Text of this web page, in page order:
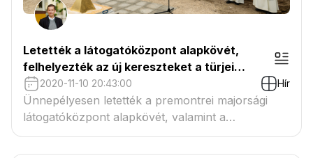
Letették a látogatóközpont alapkövét,
felhelyezték az új kereszteket a türjei
templom tornyaiba
2020-11-10 20:43:00 Hír
Ünnepélyesen letették a premontrei majorsági
látogatóközpont alapkövét, valamint a
Gyümölcsoltó-Boldogasszony templom tornyaiba
is felkerültek az új keresztek. Tervező: Bakucz